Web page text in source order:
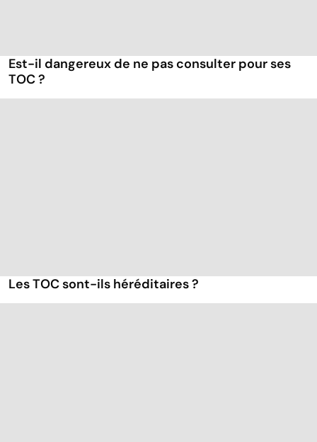
Est-il dangereux de ne pas consulter pour ses
TOC ?
Les TOC sont-ils héréditaires ?